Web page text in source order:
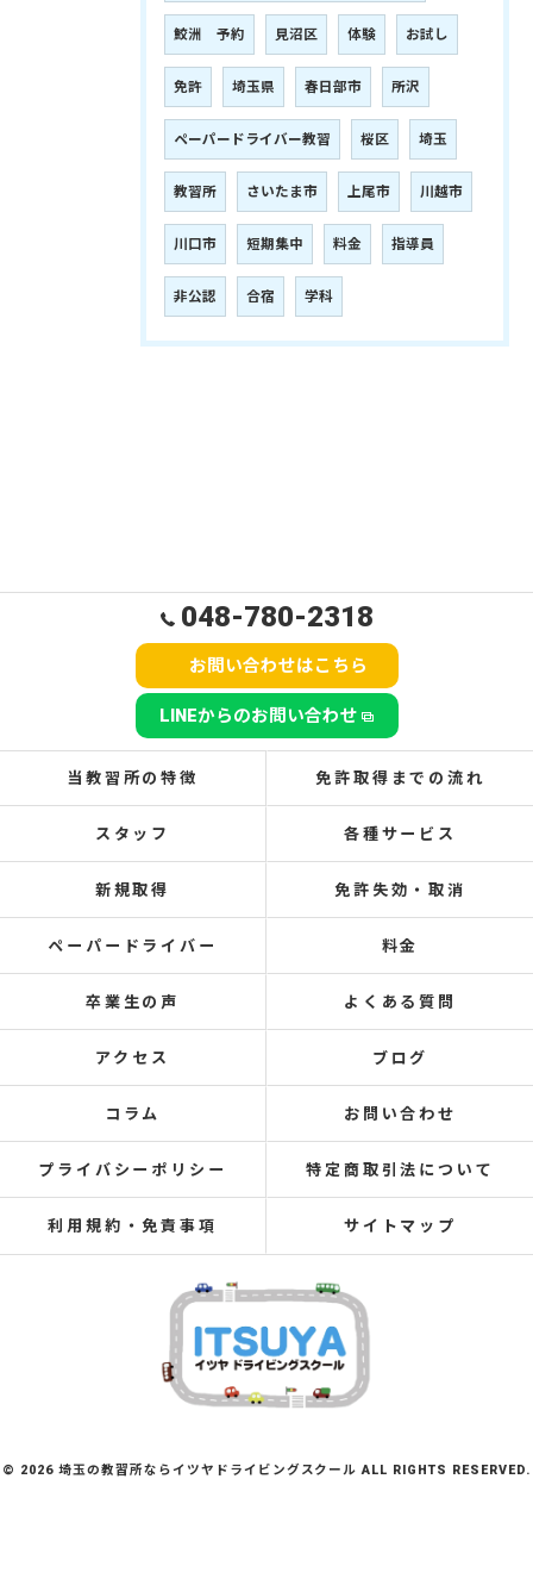
鮫洲 予約 見沼区 体験 お試し
免許 埼玉県 春日部市 所沢
ペーパードライバー教習 桜区 埼玉
教習所 さいたま市 上尾市 川越市
川口市 短期集中 料金 指導員
非公認 合宿 学科
048-780-2318
お問い合わせはこちら
LINEからのお問い合わせ
当教習所の特徴 免許取得までの流れ
スタッフ 各種サービス
新規取得 免許失効・取消
ペーパードライバー 料金
卒業生の声 よくある質問
アクセス ブログ
コラム お問い合わせ
プライバシーポリシー 特定商取引法について
利用規約・免責事項 サイトマップ
© 2026 埼玉の教習所ならイツヤドライビングスクール ALL RIGHTS RESERVED.